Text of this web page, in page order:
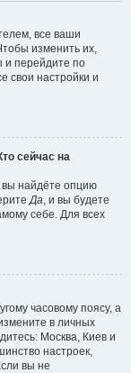
все ваши
изменить их,
и перейдите по
свои настройки и
сейчас на
вы найдёте опцию
Да, и вы будете
себе. Для всех
часовому поясу, а
в личных
Москва, Киев и
настроек,
вы не